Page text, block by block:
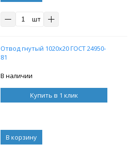
шт
Отвод гнутый 1020х20 ГОСТ 24950-
81
В наличии
Купить в 1 клик
В корзину